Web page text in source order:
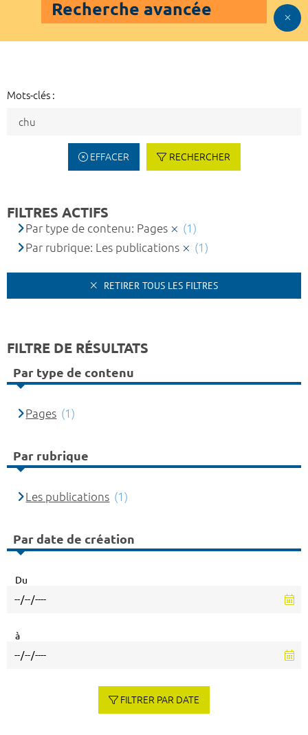
Recherche avancée
Mots-clés :
EFFACER RECHERCHER
FILTRES ACTIFS
Par type de contenu: Pages
(1)
Par rubrique: Les publications
(1)
RETIRER TOUS LES FILTRES
FILTRE DE RÉSULTATS
Par type de contenu
Pages (1)
Par rubrique
Les publications (1)
Par date de création
Du
à
FILTRER PAR DATE